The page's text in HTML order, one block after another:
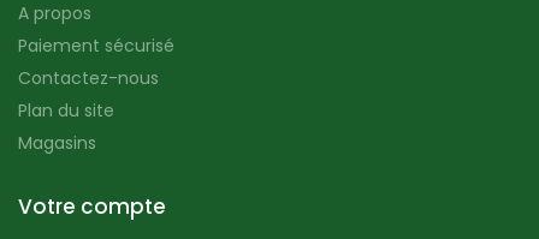
A propos
Paiement sécurisé
Contactez-nous
Plan du site
Magasins
Votre compte